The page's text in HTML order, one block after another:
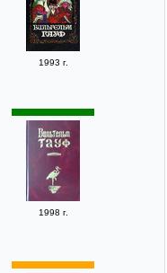
1993 г.
1998 г.